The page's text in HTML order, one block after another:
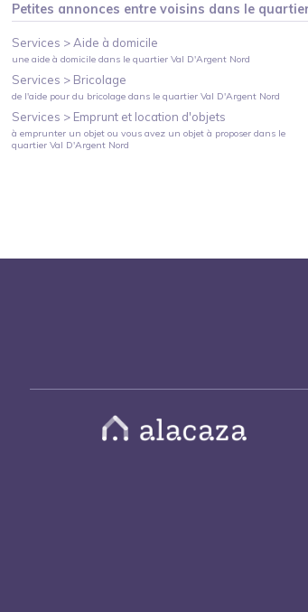
Petites annonces entre voisins dans le
Services >Aide à domicile
une aide à domicile dans le quartierVal D'Argent Nord
Services > Bricolage
de l'aide pour du bricolage dans le quartierVal D'Argent Nord
Services > Emprunt et location d'objets
à emprunter un objet ou vous avez un objet à proposer dans le
quartierVal D'Argent Nord